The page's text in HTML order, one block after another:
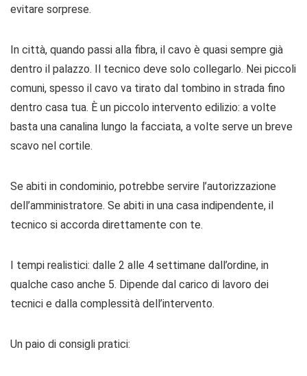
evitare sorprese.
In città, quando passi alla fibra, il cavo è quasi sempre già
dentro il palazzo. Il tecnico deve solo collegarlo. Nei piccoli
comuni, spesso il cavo va tirato dal tombino in strada fino
dentro casa tua. È un piccolo intervento edilizio: a volte
basta una canalina lungo la facciata, a volte serve un breve
scavo nel cortile.
Se abiti in condominio, potrebbe servire l’autorizzazione
dell’amministratore. Se abiti in una casa indipendente, il
tecnico si accorda direttamente con te.
I tempi realistici: dalle 2 alle 4 settimane dall’ordine, in
qualche caso anche 5. Dipende dal carico di lavoro dei
tecnici e dalla complessità dell’intervento.
Un paio di consigli pratici: